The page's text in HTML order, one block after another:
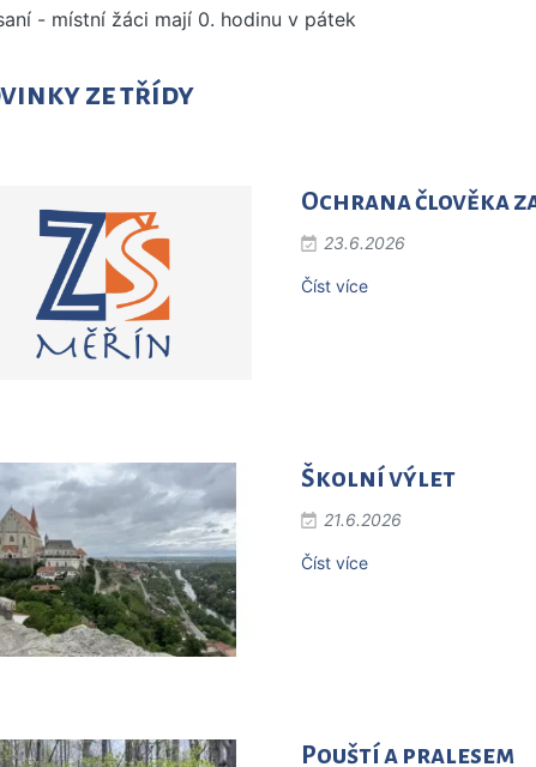
- místní žáci mají 0. hodinu v pátek
ze třídy
Ochrana člověka
23.6.2026
Číst více
Školní výlet
21.6.2026
Číst více
Pouští a pralesem